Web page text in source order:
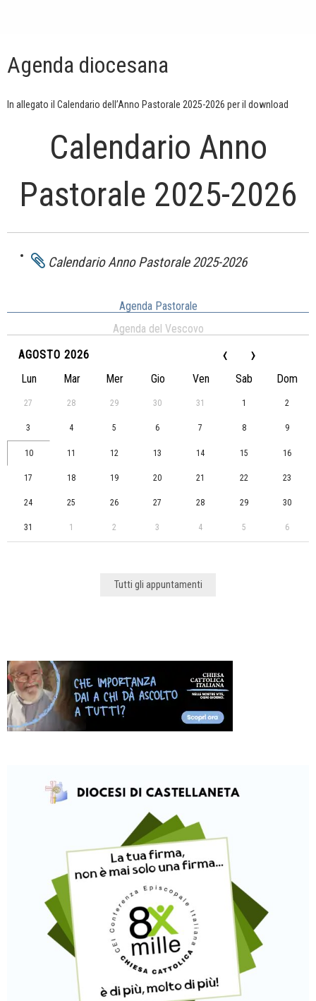
Agenda diocesana
In allegato il Calendario dell’Anno Pastorale 2025-2026 per il download
Calendario Anno
Pastorale 2025-2026
Calendario Anno Pastorale 2025-2026
Agenda Pastorale
Agenda del Vescovo
‹
AGOSTO 2026 ›
Lun Mar Mer Gio Ven Sab Dom
27 28 29 30 31 1 2
3 4 5 6 7 8 9
10 11 12 13 14 15 16
17 18 19 20 21 22 23
24 25 26 27 28 29 30
31 1 2 3 4 5 6
Tutti gli appuntamenti